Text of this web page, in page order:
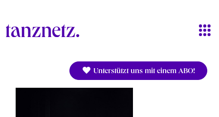
Unterstützt uns mit einem ABO!